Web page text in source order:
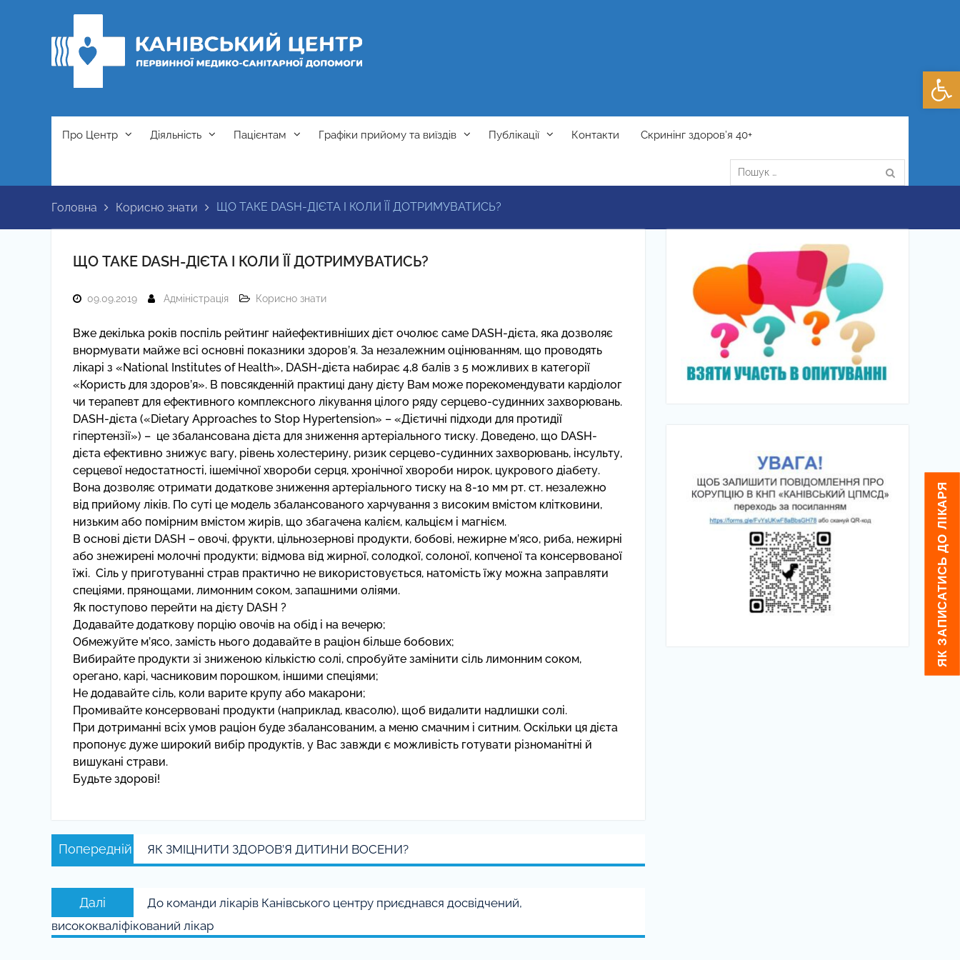
Про Центр Діяльність Пацієнтам Графіки прийому та виїздів Публікації Контакти Скринінг здоров’я 40+
Пошук:
Головна Корисно знати ЩО ТАКЕ DASH-ДІЄТА І КОЛИ ЇЇ ДОТРИМУВАТИСЬ?
ЩО ТАКЕ DASH-ДІЄТА І КОЛИ ЇЇ ДОТРИМУВАТИСЬ?
09.09.2019 Адміністрація Корисно знати
Вже декілька років поспіль рейтинг найефективніших дієт очолює саме DASH-дієта, яка дозволяє
внормувати майже всі основні показники здоров’я. За незалежним оцінюванням, що проводять
лікарі з «National Institutes of Health», DASH-дієта набирає 4,8 балів з 5 можливих в категорії
«Користь для здоров’я». В повсякденній практиці дану дієту Вам може порекомендувати кардіолог
чи терапевт для ефективного комплексного лікування цілого ряду серцево-судинних захворювань.
DASH-дієта («Dietary Approaches to Stop Hypertension» – «Дієтичні підходи для протидії
гіпертензії») – це збалансована дієта для зниження артеріального тиску. Доведено, що DASH-
дієта ефективно знижує вагу, рівень холестерину, ризик серцево-судинних захворювань, інсульту,
серцевої недостатності, ішемічної хвороби серця, хронічної хвороби нирок, цукрового діабету.
Вона дозволяє отримати додаткове зниження артеріального тиску на 8-10 мм рт. ст. незалежно
від прийому ліків. По суті це модель збалансованого харчування з високим вмістом клітковини,
низьким або помірним вмістом жирів, що збагачена калієм, кальцієм і магнієм.
В основі дієти DASH – овочі, фрукти, цільнозернові продукти, бобові, нежирне м’ясо, риба, нежирні
або знежирені молочні продукти; відмова від жирної, солодкої, солоної, копченої та консервованої
їжі. Сіль у приготуванні страв практично не використовується, натомість їжу можна заправляти
спеціями, прянощами, лимонним соком, запашними оліями.
Як поступово перейти на дієту DASH ?
Додавайте додаткову порцію овочів на обід і на вечерю;
Обмежуйте м’ясо, замість нього додавайте в раціон більше бобових;
Вибирайте продукти зі зниженою кількістю солі, спробуйте замінити сіль лимонним соком,
орегано, карі, часниковим порошком, іншими спеціями;
Не додавайте сіль, коли варите крупу або макарони;
Промивайте консервовані продукти (наприклад, квасолю), щоб видалити надлишки солі.
При дотриманні всіх умов раціон буде збалансованим, а меню смачним і ситним. Оскільки ця дієта
пропонує дуже широкий вибір продуктів, у Вас завжди є можливість готувати різноманітні й
вишукані страви.
Будьте здорові!
Навігація
записів
Попередній
запис:
ЯК ЗМІЦНИТИ ЗДОРОВ’Я ДИТИНИ ВОСЕНИ?
Далі
запис:
До команди лікарів Канівського центру приєднався досвідчений,
висококваліфікований лікар
ЯК ЗАПИСАТИСЬ ДО ЛІКАРЯ